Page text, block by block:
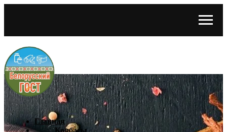
Главная
Колбасы